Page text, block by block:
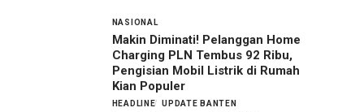
NASIONAL
Makin Diminati! Pelanggan Home
Charging PLN Tembus 92 Ribu,
Pengisian Mobil Listrik di Rumah
Kian Populer
HEADLINE UPDATE BANTEN